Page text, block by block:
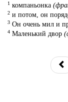
1 компаньонка
2 и потом, он
3 Он очень мил и
4 Маленький двор